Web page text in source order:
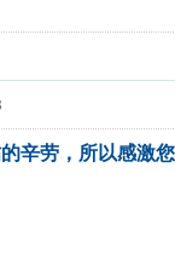
辛劳，所以感激